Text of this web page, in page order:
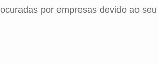
por empresas devido ao